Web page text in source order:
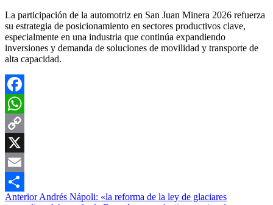
La participación de la automotriz en San Juan Minera 2026 refuerza
su estrategia de posicionamiento en sectores productivos clave,
especialmente en una industria que continúa expandiendo
inversiones y demanda de soluciones de movilidad y transporte de
alta capacidad.
Facebook
WhatsApp
Copy
Link
X
Email
Compartir
Navegación
AnteriorAndrés Nápoli: «la reforma de la ley de glaciares